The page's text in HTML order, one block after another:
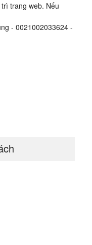
trang web. Nếu
- 0021002033624 -